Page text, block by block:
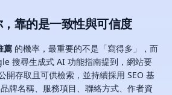
靠的是一致性與可信度
薦 的機率，最重要的不是「寫得多」，而
搜尋生成式 AI 功能指南提到，網站要
開存取且可供檢索，並持續採用 SEO 基
牌名稱、服務項目、聯絡方式、作者資